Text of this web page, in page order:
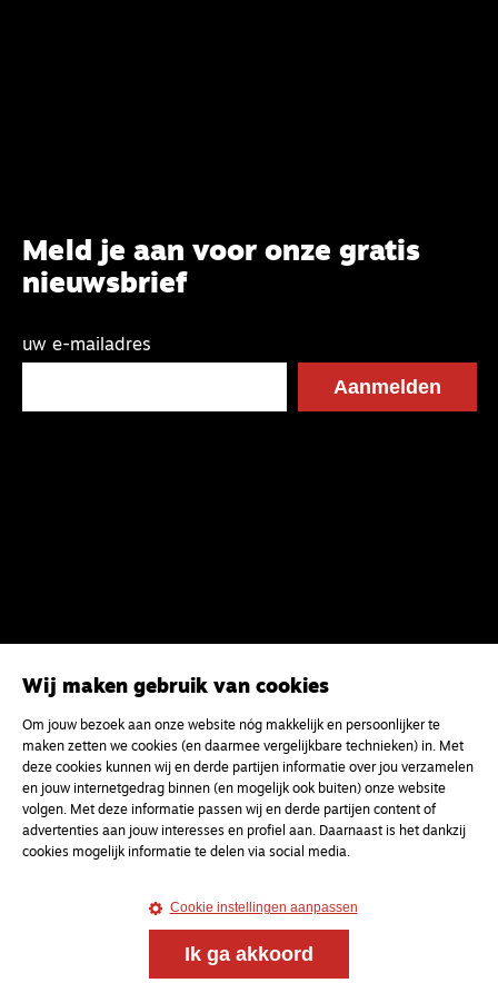
Meld je aan voor onze gratis
nieuwsbrief
uw e-mailadres
Magazine Onderweg
Onderweg is een platform voor ontmoeting, vorming
en gesprek voor christenen onderweg, in het bijzonder
voor de Nederlandse Gereformeerde Kerken.
Kvk-nummer 33277063
NL46 INGB 0117 5827 86
Wij maken gebruik van cookies
Om jouw bezoek aan onze website nóg makkelijk en persoonlijker te
maken zetten we cookies (en daarmee vergelijkbare technieken) in. Met
deze cookies kunnen wij en derde partijen informatie over jou verzamelen
en jouw internetgedrag binnen (en mogelijk ook buiten) onze website
volgen. Met deze informatie passen wij en derde partijen content of
advertenties aan jouw interesses en profiel aan. Daarnaast is het dankzij
cookies mogelijk informatie te delen via social media.
Cookie instellingen aanpassen
Ik ga akkoord